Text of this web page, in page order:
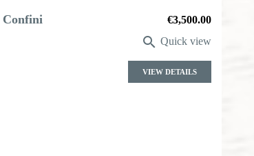
Confini
Price
€3,500.00
 Quick view
VIEW DETAILS